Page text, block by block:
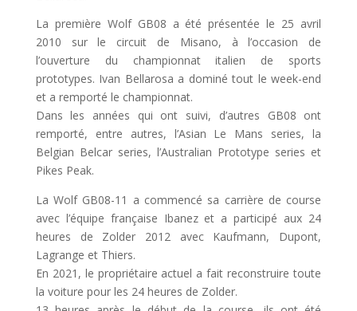
La première Wolf GB08 a été présentée le 25 avril
2010 sur le circuit de Misano, à l’occasion de
l’ouverture du championnat italien de sports
prototypes. Ivan Bellarosa a dominé tout le week-end
et a remporté le championnat.
Dans les années qui ont suivi, d’autres GB08 ont
remporté, entre autres, l’Asian Le Mans series, la
Belgian Belcar series, l’Australian Prototype series et
Pikes Peak.
La Wolf GB08-11 a commencé sa carrière de course
avec l’équipe française Ibanez et a participé aux 24
heures de Zolder 2012 avec Kaufmann, Dupont,
Lagrange et Thiers.
En 2021, le propriétaire actuel a fait reconstruire toute
la voiture pour les 24 heures de Zolder.